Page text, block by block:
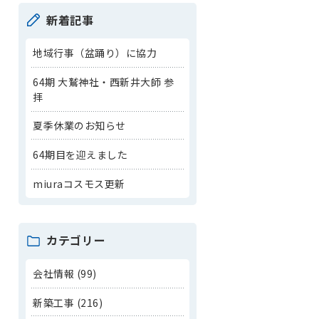
新着記事
地域行事（盆踊り）に協力
64期 大鷲神社・西新井大師 参
拝
夏季休業のお知らせ
64期目を迎えました
miuraコスモス更新
カテゴリー
会社情報 (99)
新築工事 (216)